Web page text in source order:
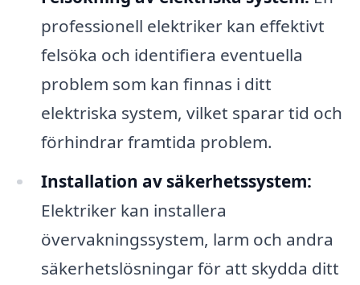
professionell elektriker kan effektivt
felsöka och identifiera eventuella
problem som kan finnas i ditt
elektriska system, vilket sparar tid och
förhindrar framtida problem.
Installation av säkerhetssystem:
Elektriker kan installera
övervakningssystem, larm och andra
säkerhetslösningar för att skydda ditt